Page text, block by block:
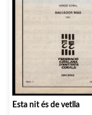
Esta nit és de vetlla